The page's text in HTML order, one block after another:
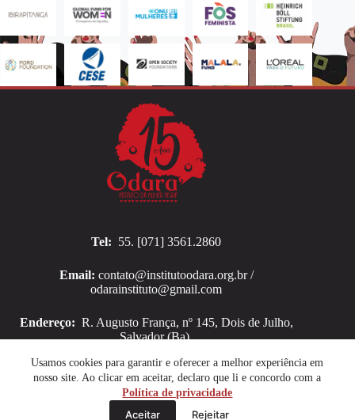
Usamos cookies para garantir e oferecer a melhor experiência em
nosso site. Ao clicar em aceitar, declaro que li e concordo com a
Política de privacidade
Aceitar Rejeitar
Tel: 55. [071] 3561.2860
Email: contato@institutoodara.org.br /
odarainstituto@gmail.com
Endereço: R. Augusto França, nº 145, Dois de Julho,
Salvador (Ba).